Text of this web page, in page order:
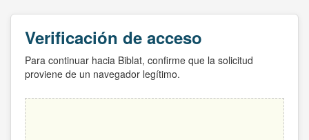
Verificación de acceso
Para continuar hacia Biblat, confirme que la solicitud
proviene de un navegador legítimo.